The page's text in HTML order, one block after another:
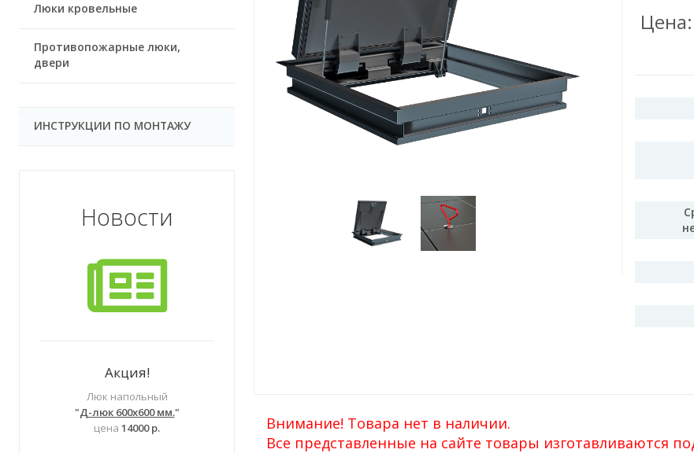
Люки кровельные
Противопожарные люки,
двери
ИНСТРУКЦИИ ПО МОНТАЖУ
Новости
Акция!
Люк напольный
"Д-люк 600х600 мм."
цена 14000 р.
Цена:
Внимание! Товара нет в наличии.
Все представленные на сайте товары изготавливаются